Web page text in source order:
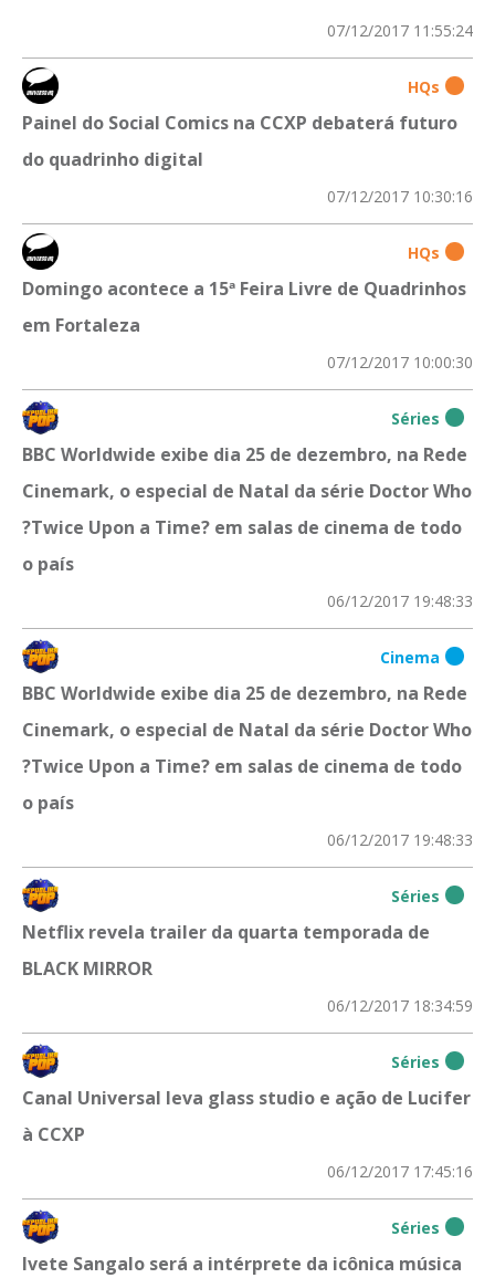
07/12/2017 11:55:24
HQs
Painel do Social Comics na CCXP debaterá futuro
do quadrinho digital
07/12/2017 10:30:16
HQs
Domingo acontece a 15ª Feira Livre de Quadrinhos
em Fortaleza
07/12/2017 10:00:30
Séries
BBC Worldwide exibe dia 25 de dezembro, na Rede
Cinemark, o especial de Natal da série Doctor Who
?Twice Upon a Time? em salas de cinema de todo
o país
06/12/2017 19:48:33
Cinema
BBC Worldwide exibe dia 25 de dezembro, na Rede
Cinemark, o especial de Natal da série Doctor Who
?Twice Upon a Time? em salas de cinema de todo
o país
06/12/2017 19:48:33
Séries
Netflix revela trailer da quarta temporada de
BLACK MIRROR
06/12/2017 18:34:59
Séries
Canal Universal leva glass studio e ação de Lucifer
à CCXP
06/12/2017 17:45:16
Séries
Ivete Sangalo será a intérprete da icônica música